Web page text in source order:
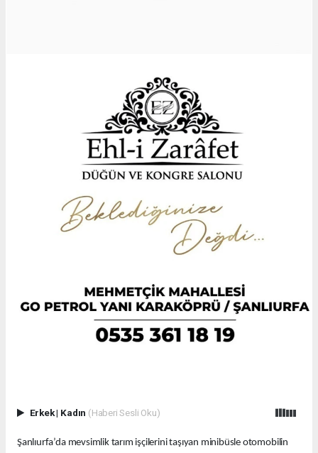
Erkek| Kadın (Haberi Sesli Oku)
Şanlıurfa’da mevsimlik tarım işçilerini taşıyan minibüsle otomobilin